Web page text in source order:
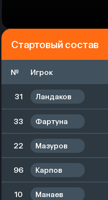
Стартовый состав
№ Игрок
31 Ландаков
33 Фартуна
22 Мазуров
96 Карпов
10 Манаев